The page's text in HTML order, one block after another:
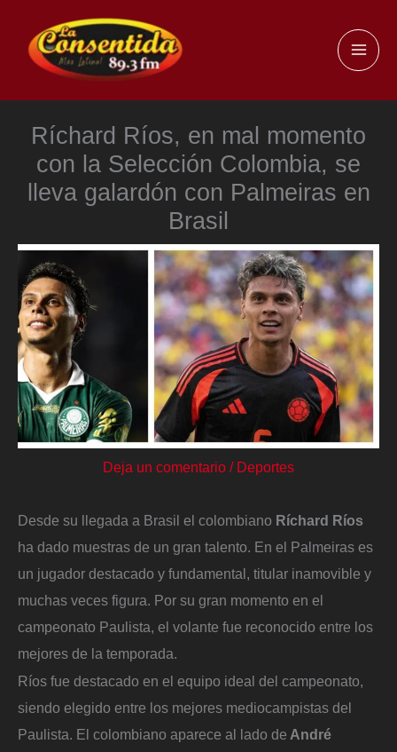
contenido
Ríchard Ríos, en mal momento
con la Selección Colombia, se
lleva galardón con Palmeiras en
Brasil
Deja un comentario / Deportes
Desde su llegada a Brasil el colombiano Ríchard Ríos
ha dado muestras de un gran talento. En el Palmeiras es
un jugador destacado y fundamental, titular inamovible y
muchas veces figura. Por su gran momento en el
campeonato Paulista, el volante fue reconocido entre los
mejores de la temporada.
Ríos fue destacado en el equipo ideal del campeonato,
siendo elegido entre los mejores mediocampistas del
Paulista. El colombiano aparece al lado de André